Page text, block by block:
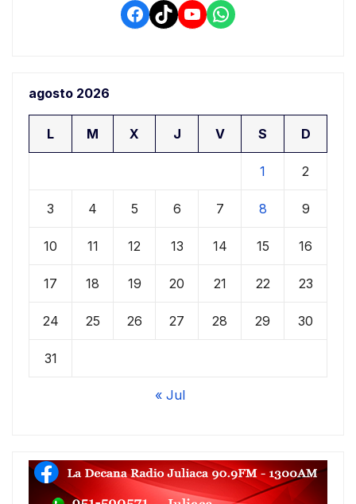
Facebook
TikTokYouTube
WhatsApp
agosto 2026
L M X J V S D
1 2
3 4 5 6 7 8 9
10 11 12 13 14 15 16
17 18 19 20 21 22 23
24 25 26 27 28 29 30
31
« Jul